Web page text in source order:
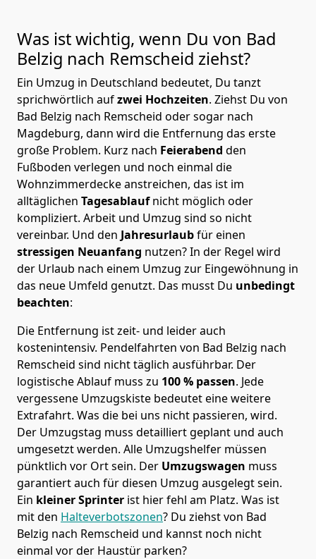
Was ist wichtig, wenn Du von Bad
Belzig nach Remscheid ziehst?
Ein Umzug in Deutschland bedeutet, Du tanzt
sprichwörtlich aufzwei Hochzeiten. Ziehst Du von
Bad Belzig nach Remscheid oder sogar nach
Magdeburg, dann wird die Entfernung das erste
große Problem. Kurz nach Feierabend den
Fußboden verlegen und noch einmal die
Wohnzimmerdecke anstreichen, das ist im
alltäglichen Tagesablaufnicht möglich oder
kompliziert. Arbeit und Umzug sind so nicht
vereinbar. Und den Jahresurlaubfür einen
stressigen Neuanfang nutzen? In der Regel wird
der Urlaub nach einem Umzug zur Eingewöhnung in
das neue Umfeld genutzt. Das musst Du unbedingt
beachten:
Die Entfernung ist zeit- und leider auch
kostenintensiv. Pendelfahrten von Bad Belzig nach
Remscheid sind nicht täglich ausführbar. Der
logistische Ablauf muss zu 100 % passen. Jede
vergessene Umzugskiste bedeutet eine weitere
Extrafahrt. Was die bei uns nicht passieren, wird.
Der Umzugstag muss detailliert geplant und auch
umgesetzt werden. Alle Umzugshelfer müssen
pünktlich vor Ort sein. Der Umzugswagen muss
garantiert auch für diesen Umzug ausgelegt sein.
Ein kleiner Sprinter ist hier fehl am Platz. Was ist
mit den Halteverbotszonen? Du ziehst von Bad
Belzig nach Remscheid und kannst noch nicht
einmal vor der Haustür parken?